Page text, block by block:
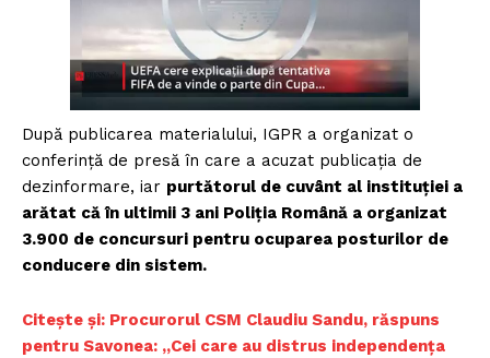
După publicarea materialului, IGPR a organizat o
conferință de presă în care a acuzat publicația de
dezinformare, iar purtătorul de cuvânt al instituției a
arătat că în ultimii 3 ani Poliția Română a organizat
3.900 de concursuri pentru ocuparea posturilor de
conducere din sistem.
Citește și: Procurorul CSM Claudiu Sandu, răspuns
pentru Savonea: „Cei care au distrus independența